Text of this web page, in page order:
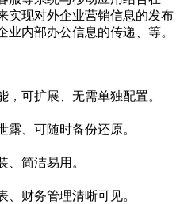
实现对外企业营销信息的发布
内部办公信息的传递、等。
可扩展、无需单独配置。
、可随时备份还原。
、简洁易用。
财务管理清晰可见。